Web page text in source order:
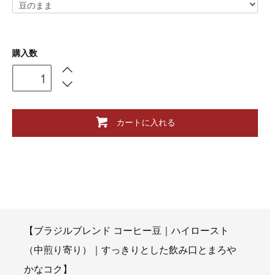
購入数
カートに入れる
【ブラジルブレンド コーヒー豆｜ハイロースト
（中煎り寄り）｜すっきりとした飲み口とまろや
かなコク】